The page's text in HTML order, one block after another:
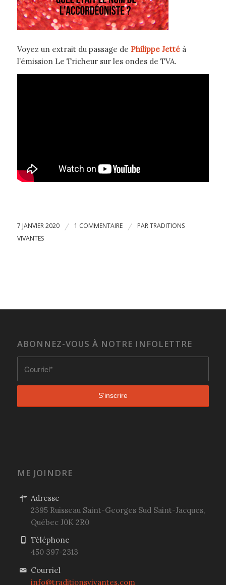
Voyez un extrait du passage de Philippe Jettéà
l’émission Le Tricheur sur les ondes de TVA.
7 JANVIER 2020 / 1 COMMENTAIRE / PARTRADITIONS
VIVANTES
ABONNEZ-VOUS À NOTRE INFOLETTRE
ME JOINDRE
Adresse
2395 Ruisseau Saint-Georges Sud Saint-Jacques,
Québec J0K 2R0
Téléphone
450 397-2313
Courriel
info@traditionsvivantes.com